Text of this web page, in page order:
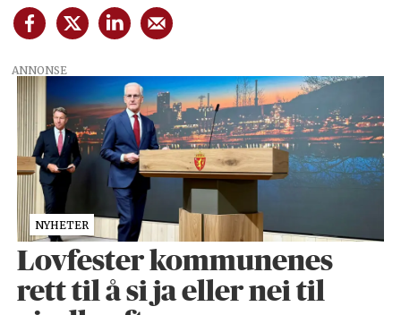
ANNONSE
NYHETER
Lovfester kommunenes
rett til å si ja eller nei til